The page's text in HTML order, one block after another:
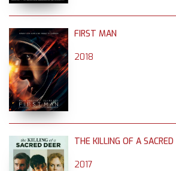
FIRST MAN
2018
THE KILLING OF A SACRED
2017